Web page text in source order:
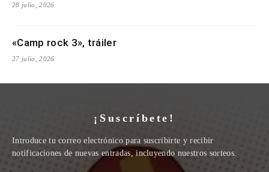
28 julio, 2026
«Camp rock 3», tráiler
27 julio, 2026
¡Suscríbete!
Introduce tu correo electrónico para suscribirte y recibir
notificaciones de nuevas entradas, incluyendo nuestros sorteos.